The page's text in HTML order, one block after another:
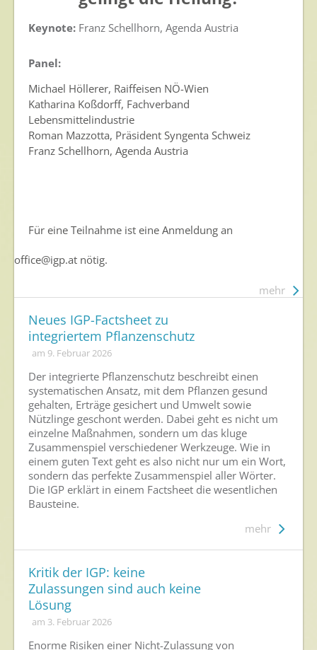
Keynote: Franz Schellhorn, Agenda Austria
Panel:
Michael Höllerer, Raiffeisen NÖ-Wien
Katharina Koßdorff, Fachverband
Lebensmittelindustrie
Roman Mazzotta, Präsident Syngenta Schweiz
Franz Schellhorn, Agenda Austria
Für eine Teilnahme ist eine Anmeldung an
office@igp.at nötig.
mehr
Neues IGP-Factsheet zu
integriertem Pflanzenschutz
am 9. Februar 2026
Der integrierte Pflanzenschutz beschreibt einen
systematischen Ansatz, mit dem Pflanzen gesund
gehalten, Erträge gesichert und Umwelt sowie
Nützlinge geschont werden. Dabei geht es nicht um
einzelne Maßnahmen, sondern um das kluge
Zusammenspiel verschiedener Werkzeuge. Wie in
einem guten Text geht es also nicht nur um ein Wort,
sondern das perfekte Zusammenspiel aller Wörter.
Die IGP erklärt in einem Factsheet die wesentlichen
Bausteine.
mehr
Kritik der IGP: keine
Zulassungen sind auch keine
Lösung
am 3. Februar 2026
Enorme Risiken einer Nicht-Zulassung von